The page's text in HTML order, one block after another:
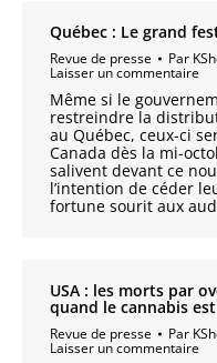
Québec : Le grand
Revue de presse Par
Laisser un commentaire
Même si le
restreindre la
au Québec, ceux-ci
Canada dès la mi-
salivent devant ce
l’intention de céder
fortune sourit aux
USA : les morts par
quand le cannabis
Revue de presse Par
Laisser un commentaire